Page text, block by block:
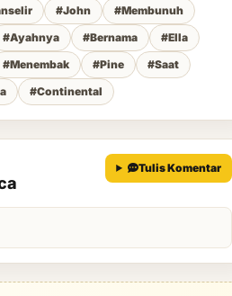
#John
#Membunuh
#Ayahnya #Bernama
#Ella
#Menembak #Pine
#Saat
#Continental
Tulis Komentar